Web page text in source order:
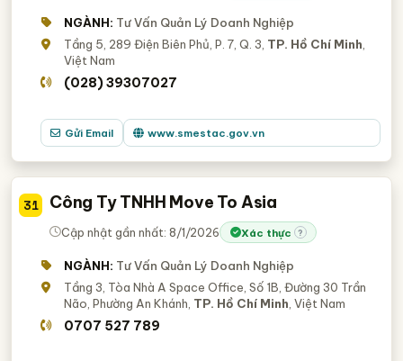
NGÀNH: Tư Vấn Quản Lý Doanh Nghiệp
Tầng 5, 289 Điện Biên Phủ, P. 7, Q. 3, TP. Hồ Chí Minh
Việt Nam
(028) 39307027
Gửi Email www.smestac.gov.vn
31 Công Ty TNHH Move To Asia
Cập nhật gần nhất: 8/1/2026 Xác thực ?
NGÀNH: Tư Vấn Quản Lý Doanh Nghiệp
Tầng 3, Tòa Nhà A Space Office, Số 1B, Đường 30 Trần
Não, Phường An Khánh, TP. Hồ Chí Minh , Việt Nam
0707 527 789